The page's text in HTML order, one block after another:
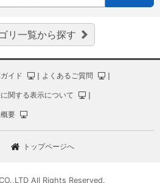
リ一覧から探す
イド ｜ よくあるご質問 ｜
関する表示について ｜
要
トップページへ
All Rights Reserved.